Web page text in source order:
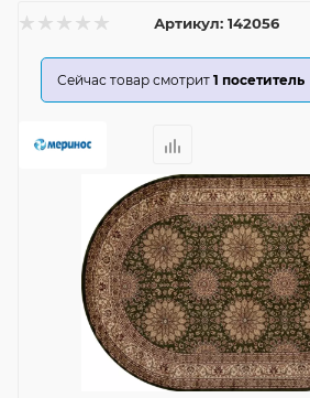
Артикул: 142056
Сейчас товар смотрит 1 посетитель